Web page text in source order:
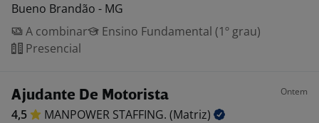
Bueno Brandão - MG
A combinar
Ensino Fundamental (1º grau)
Presencial
Ajudante De Motorista Ontem
4,5 MANPOWER STAFFING. (Matriz)